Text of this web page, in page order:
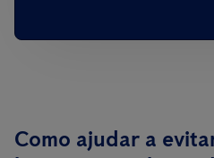
Como ajudar a